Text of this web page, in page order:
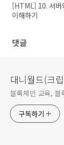
[HTML] 10. 서버
이해하기
댓글
대니월드(크
블록체인 교육, 블
구독하기